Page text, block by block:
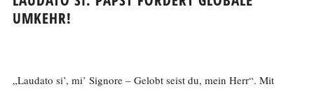
UMKEHR!
„Laudato si’, mi’ Signore – Gelobt seist du, mein Herr“. Mit